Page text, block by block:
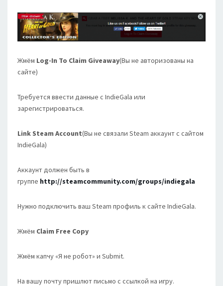
Жмём Log-In To Claim Giveaway(Вы не авторизованы на
сайте)
Требуется ввести данные с IndieGala или
зарегистрироваться.
Link Steam Account(Вы не связали Steam аккаунт с сайтом
IndieGala)
Аккаунт должен быть в
группе http://steamcommunity.com/groups/indiegala
Нужно подключить ваш Steam профиль к сайте IndieGala.
Жмём Claim Free Copy
Жмём капчу «Я не робот» и Submit.
На вашу почту пришлют письмо с ссылкой на игру.